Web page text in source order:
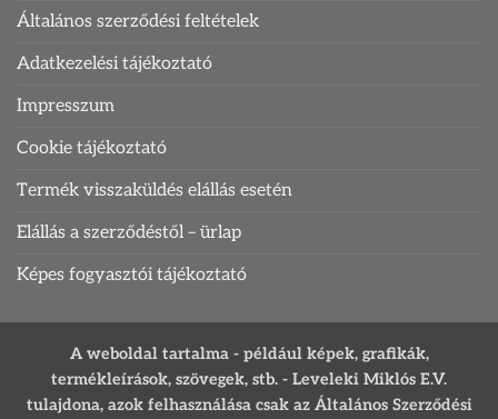
Általános szerződési feltételek
Adatkezelési tájékoztató
Impresszum
Cookie tájékoztató
Termék visszaküldés elállás esetén
Elállás a szerződéstől – ürlap
Képes fogyasztói tájékoztató
A weboldal tartalma - például képek, grafikák,
termékleírások, szövegek, stb. - Leveleki Miklós E.V.
tulajdona, azok felhasználása csak az Általános Szerződési